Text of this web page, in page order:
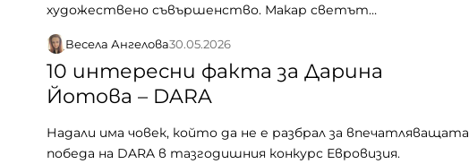
художествено съвършенство. Макар светът…
Весела Ангелова30.05.2026
10 интересни факта за Дарина
Йотова – DARA
Надали има човек, който да не е разбрал за впечатляващата
победа на DARA в тазгодишния конкурс Евровизия.